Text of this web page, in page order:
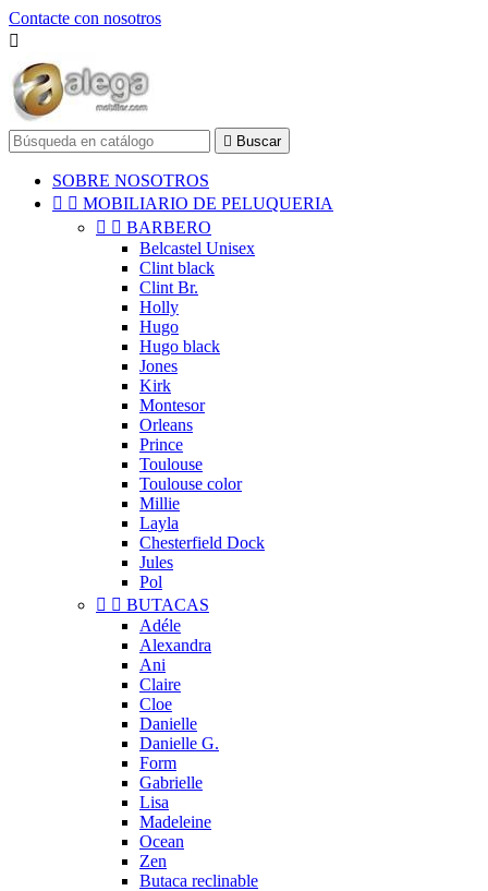
Contacte con nosotros

 Buscar
SOBRE NOSOTROS
  MOBILIARIO DE PELUQUERIA
  BARBERO
Belcastel Unisex
Clint black
Clint Br.
Holly
Hugo
Hugo black
Jones
Kirk
Montesor
Orleans
Prince
Toulouse
Toulouse color
Millie
Layla
Chesterfield Dock
Jules
Pol
  BUTACAS
Adéle
Alexandra
Ani
Claire
Cloe
Danielle
Danielle G.
Form
Gabrielle
Lisa
Madeleine
Ocean
Zen
Butaca reclinable